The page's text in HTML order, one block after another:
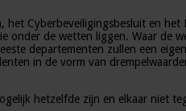
Cyberbeveiligingsbesluit en
de wetten liggen. Waar de
departementen zullen een
in de vorm van
hetzelfde zijn en elkaar niet